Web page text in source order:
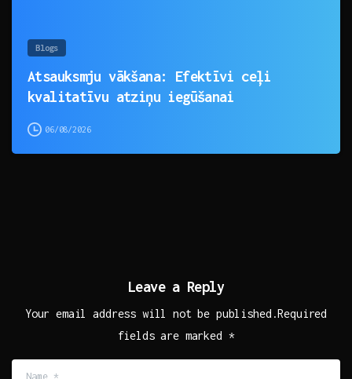
Blogs
Atsauksmju vākšana: Efektīvi ceļi
kvalitatīvu atziņu iegūšanai
06/08/2026
Leave a Reply
Your email address will not be published.Required
fields are marked *